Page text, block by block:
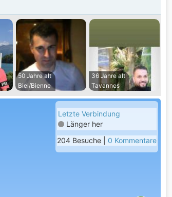
50 Jahre alt
Biel/Bienne
36 Jahre alt
Tavannes
Letzte Verbindung
Länger her
204 Besuche | 0 Kommentare